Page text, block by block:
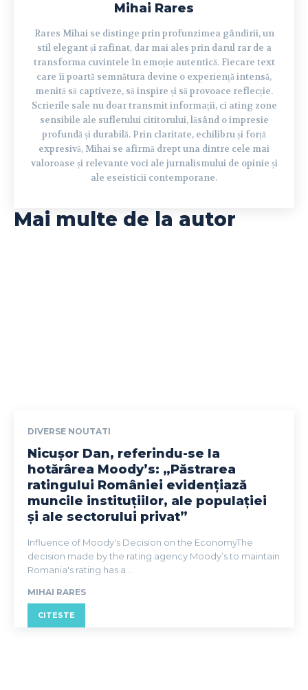
Mihai Rares
Rares Mihai se distinge prin profunzimea gândirii, un
stil elegant și rafinat, dar mai ales prin darul rar de a
transforma cuvintele în emoție autentică. Fiecare text
care îi poartă semnătura devine o experiență intensă,
menită să captiveze, să inspire și să provoace reflecție.
Scrierile sale nu doar transmit informații, ci ating zone
sensibile ale sufletului cititorului, lăsând o impresie
profundă și durabilă. Prin claritate, echilibru și forță
expresivă, Mihai se afirmă drept una dintre cele mai
valoroase și relevante voci ale jurnalismului de opinie și
ale eseisticii contemporane.
Mai multe de la autor
DIVERSE NOUTATI
Nicușor Dan, referindu-se la
hotărârea Moody’s: „Păstrarea
ratingului României evidențiază
muncile instituțiilor, ale populației
și ale sectorului privat”
Influence of Moody's Decision on the EconomyThe
decision made by the rating agency Moody’s to maintain
Romania's rating has a...
MIHAI RARES
CITESTE